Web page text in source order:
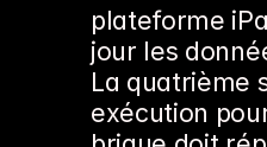
plateforme
jour les
La quatrième
exécution